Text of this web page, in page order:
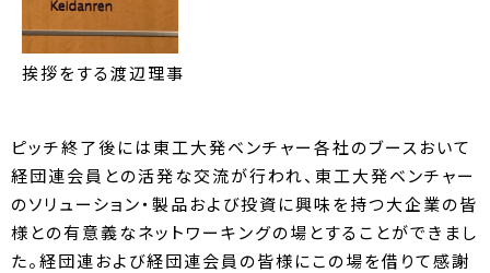
挨拶をする渡辺理事
ピッチ終了後には東工大発ベンチャー各社のブースおいて
経団連会員との活発な交流が行われ、東工大発ベンチャー
のソリューション・製品および投資に興味を持つ大企業の皆
様との有意義なネットワーキングの場とすることができまし
た。経団連および経団連会員の皆様にこの場を借りて感謝